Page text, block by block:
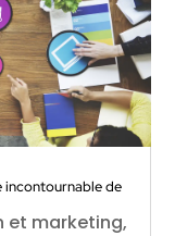
incontournable de
et marketing,